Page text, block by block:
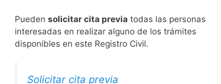
​Pueden solicitar cita previa todas las personas
interesadas en realizar alguno de los trámites
disponibles en este Registro Civil.​
Solicitar cita previa